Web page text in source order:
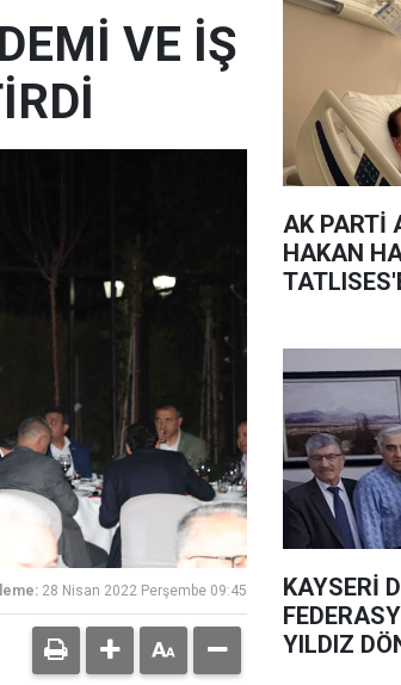
VE İŞ
28 Nisan 2022 Perşembe 09:45
AK PARTİ
HAKAN
KAYSERİ
YILDIZ